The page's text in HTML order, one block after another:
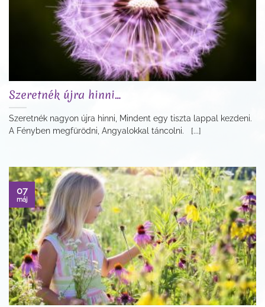
Szeretnék újra hinni…
Szeretnék nagyon újra hinni, Mindent egy tiszta lappal kezdeni.
A Fényben megfürödni, Angyalokkal táncolni. [...]
07
máj